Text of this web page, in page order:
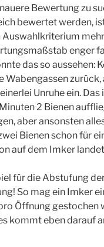
Bewertung zu
bewertet werden,
Auswahlkriterium
enger
das so aussehen:
Wabengassen
Unruhe ein. Das
2 Bienen
aber ansonsten
Bienen schon für
auf dem Imker
für die Abstufung
So mag ein Imker
Öffnung gestochen
kommt eben darauf